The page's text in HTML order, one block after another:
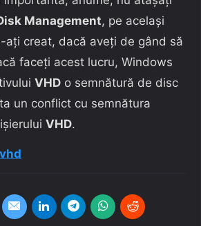
Management, pe același
ați creat, dacă aveți de gând să
faceți acest lucru, Windows
VHD o semnătură de disc
un conflict cu semnătura
VHD.